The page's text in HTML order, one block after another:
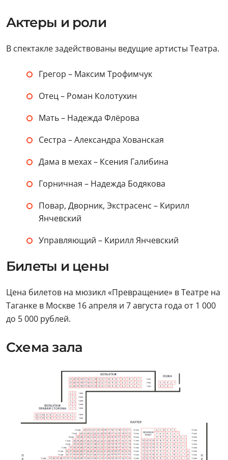
Актеры и роли
В спектакле задействованы ведущие артисты Театра.
Грегор – Максим Трофимчук
Отец – Роман Колотухин
Мать – Надежда Флёрова
Сестра – Александра Хованская
Дама в мехах – Ксения Галибина
Горничная – Надежда Бодякова
Повар, Дворник, Экстрасенс – Кирилл
Янчевский
Управляющий – Кирилл Янчевский
Билеты и цены
Цена билетов на мюзикл «Превращение» в Театре на
Таганке в Москве 16 апреля и 7 августа года от 1 000
до 5 000 рублей.
Схема зала